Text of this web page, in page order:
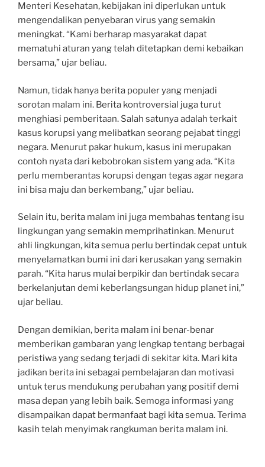
Menteri Kesehatan, kebijakan ini diperlukan untuk
mengendalikan penyebaran virus yang semakin
meningkat. “Kami berharap masyarakat dapat
mematuhi aturan yang telah ditetapkan demi kebaikan
bersama,” ujar beliau.
Namun, tidak hanya berita populer yang menjadi
sorotan malam ini. Berita kontroversial juga turut
menghiasi pemberitaan. Salah satunya adalah terkait
kasus korupsi yang melibatkan seorang pejabat tinggi
negara. Menurut pakar hukum, kasus ini merupakan
contoh nyata dari kebobrokan sistem yang ada. “Kita
perlu memberantas korupsi dengan tegas agar negara
ini bisa maju dan berkembang,” ujar beliau.
Selain itu, berita malam ini juga membahas tentang isu
lingkungan yang semakin memprihatinkan. Menurut
ahli lingkungan, kita semua perlu bertindak cepat untuk
menyelamatkan bumi ini dari kerusakan yang semakin
parah. “Kita harus mulai berpikir dan bertindak secara
berkelanjutan demi keberlangsungan hidup planet ini,”
ujar beliau.
Dengan demikian, berita malam ini benar-benar
memberikan gambaran yang lengkap tentang berbagai
peristiwa yang sedang terjadi di sekitar kita. Mari kita
jadikan berita ini sebagai pembelajaran dan motivasi
untuk terus mendukung perubahan yang positif demi
masa depan yang lebih baik. Semoga informasi yang
disampaikan dapat bermanfaat bagi kita semua. Terima
kasih telah menyimak rangkuman berita malam ini.